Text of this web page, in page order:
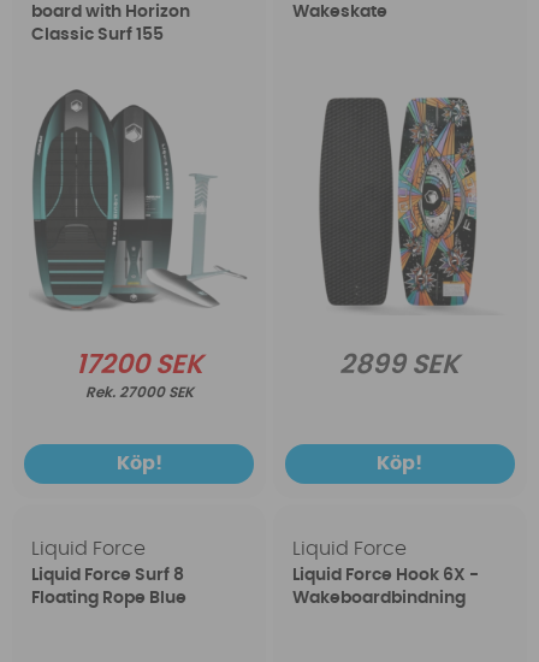
board with Horizon
Classic Surf 155
17200 SEK
27000 SEK
Köp!
Wakeskate
2899 SEK
Köp!
Liquid Force
Liquid Force Surf 8
Floating Rope Blue
Liquid Force
Liquid Force Hook 6X -
Wakeboardbindning